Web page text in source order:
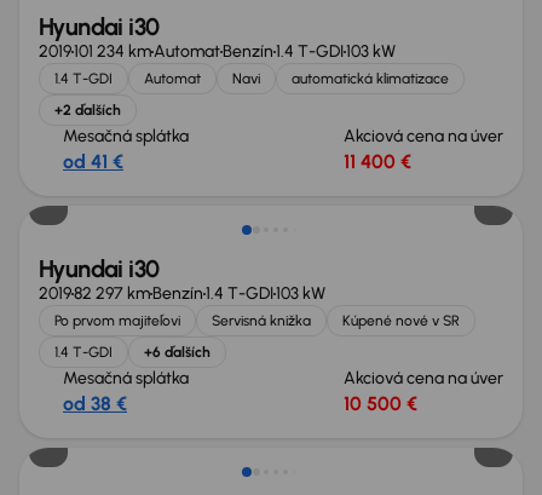
Hyundai i30
2019101 234 kmAutomatBenzín1.4 T-GDI103 kW
1.4 T-GDI Automat Navi
automatická klimatizace
+2 ďalších
Mesačná splátka
od 41 €
Akciová cena na úver
11 400 €
Hyundai i30
201982 297 kmBenzín1.4 T-GDI103 kW
Po prvom majiteľovi Servisná knižka
Kúpené nové v SR
1.4 T-GDI
+6 ďalších
Mesačná splátka
od 38 €
Akciová cena na úver
10 500 €
Možnosť odpočtu DPH